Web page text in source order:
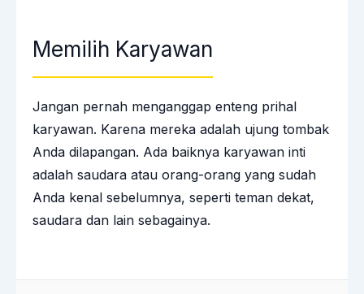
Memilih Karyawan
Jangan pernah menganggap enteng prihal
karyawan. Karena mereka adalah ujung tombak
Anda dilapangan. Ada baiknya karyawan inti
adalah saudara atau orang-orang yang sudah
Anda kenal sebelumnya, seperti teman dekat,
saudara dan lain sebagainya.